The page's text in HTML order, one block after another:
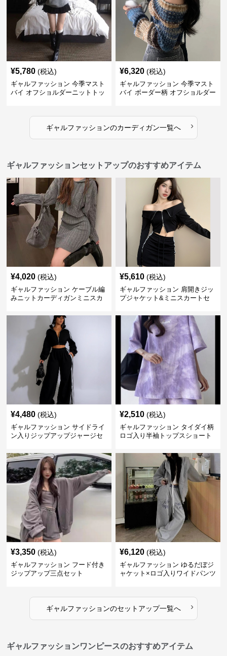
¥5,780 (税込)
ギャルファッション 今季マスト
バイ オフショルダーニットトッ
¥6,320 (税込)
ギャルファッション 今季マスト
バイ ボーダー柄 オフショルダー
ギャルファッションのカーディガン一覧へ ›
ギャルファッションセットアップのおすすめアイテム
¥4,020 (税込)
ギャルファッション ケーブル編
みニットカーディガンミニスカ
¥5,610 (税込)
ギャルファッション 肩開きジッ
プジャケット&ミニスカートセ
¥4,480 (税込)
ギャルファッション サイドライ
ン入りジップアップジャージセ
¥2,510 (税込)
ギャルファッション タイダイ柄
ロゴ入り半袖トップスショート
¥3,350 (税込)
ギャルファッション フード付き
ジップアップ三点セット
¥6,120 (税込)
ギャルファッション ゆるだぼジ
ャケット×ロゴ入りワイドパンツ
ギャルファッションのセットアップ一覧へ ›
ギャルファッションワンピースのおすすめアイテム